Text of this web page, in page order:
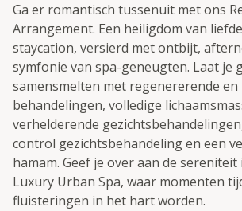
Ga er romantisch tussenuit met ons
Arrangement. Een heiligdom van
staycation, versierd met ontbijt,
symfonie van spa-geneugten. Laat je
samensmelten met regenererende
behandelingen, volledige
verhelderende
control gezichtsbehandeling en een
hamam. Geef je over aan de sereniteit
Luxury Urban Spa, waar momenten
fluisteringen in het hart worden.